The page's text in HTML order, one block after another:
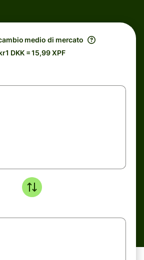
medio di mercato
DKK = 15,99 XPF